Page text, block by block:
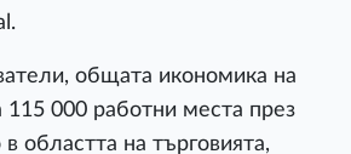
общата икономика на
000 работни места през
областта на търговията,